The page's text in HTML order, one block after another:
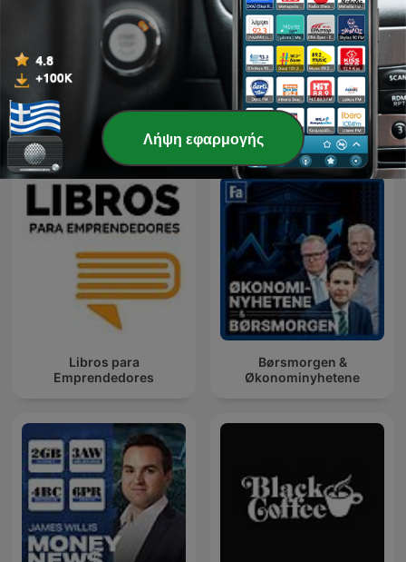
Εντός Ύλης ER
Διεθνή podcasts Επιχειρήσεις
Libros para
Emprendedores
Børsmorgen &
Økonominyhetene
Λήψη εφαρμογής